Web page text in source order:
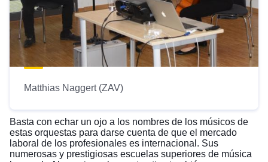
Matthias Naggert (ZAV)
Basta con echar un ojo a los nombres de los músicos de
estas orquestas para darse cuenta de que el mercado
laboral de los profesionales es internacional. Sus
numerosas y prestigiosas escuelas superiores de música